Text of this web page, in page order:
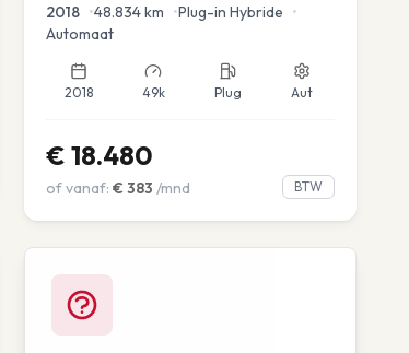
2018 •48.834km •Plug-in Hybride •
Automaat
2018 49k Plug Aut
€ 18.480
of vanaf: € 383 /mnd BTW